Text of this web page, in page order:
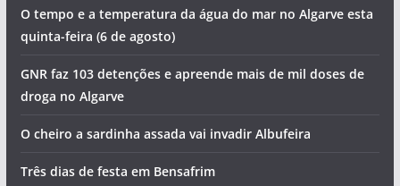
O tempo e a temperatura da água do mar no Algarve esta
quinta-feira (6 de agosto)
GNR faz 103 detenções e apreende mais de mil doses de
droga no Algarve
O cheiro a sardinha assada vai invadir Albufeira
Três dias de festa em Bensafrim